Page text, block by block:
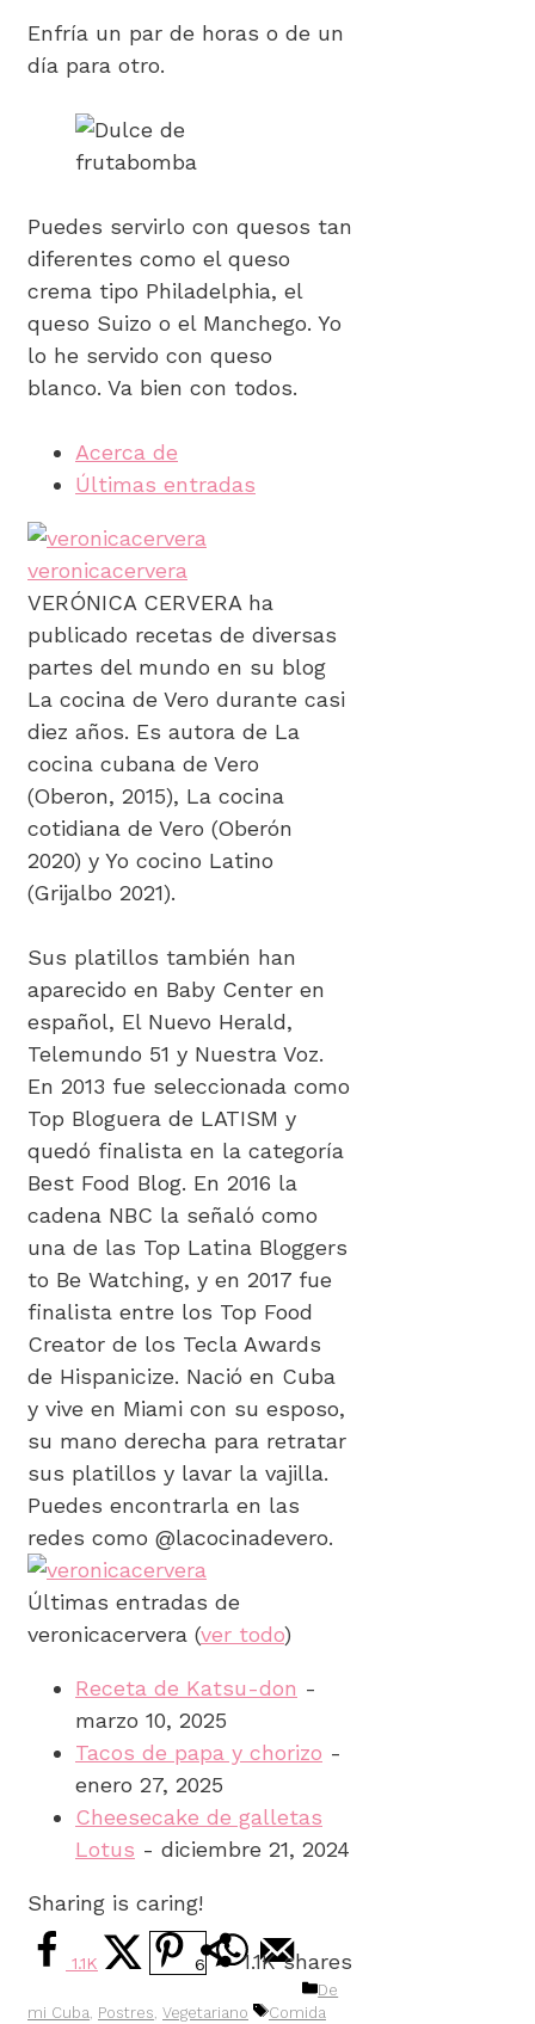
Enfría un par de horas o de un
día para otro.
Puedes servirlo con quesos tan
diferentes como el queso
crema tipo Philadelphia, el
queso Suizo o el Manchego. Yo
lo he servido con queso
blanco. Va bien con todos.
Acerca de
Últimas entradas
veronicacervera
VERÓNICA CERVERA ha
publicado recetas de diversas
partes del mundo en su blog
La cocina de Vero durante casi
diez años. Es autora de La
cocina cubana de Vero
(Oberon, 2015), La cocina
cotidiana de Vero (Oberón
2020) y Yo cocino Latino
(Grijalbo 2021).
Sus platillos también han
aparecido en Baby Center en
español, El Nuevo Herald,
Telemundo 51 y Nuestra Voz.
En 2013 fue seleccionada como
Top Bloguera de LATISM y
quedó finalista en la categoría
Best Food Blog. En 2016 la
cadena NBC la señaló como
una de las Top Latina Bloggers
to Be Watching, y en 2017 fue
finalista entre los Top Food
Creator de los Tecla Awards
de Hispanicize. Nació en Cuba
y vive en Miami con su esposo,
su mano derecha para retratar
sus platillos y lavar la vajilla.
Puedes encontrarla en las
redes como @lacocinadevero.
Últimas entradas de
veronicacervera (ver todo)
Receta de Katsu-don -
marzo 10, 2025
Tacos de papa y chorizo -
enero 27, 2025
Cheesecake de galletas
Lotus - diciembre 21, 2024
Sharing is caring!
1.1K shares
1.1K 6
Categorías
De
mi Cuba Postres Vegetariano Etiquetas
Comida